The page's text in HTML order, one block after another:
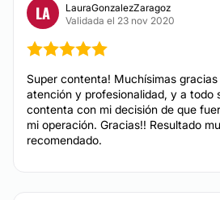
LA
LauraGonzalezZaragoz
Validada el 23 nov 2020
Super contenta! Muchísimas
atención y profesionalidad, y a todo
contenta con mi decisión de que
mi operación. Gracias!! Resultado
recomendado.